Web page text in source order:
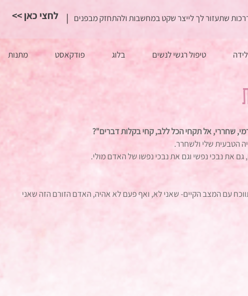
שתעזור לך לייצר שקט במחשבות ולהתחזק מבפנים << לחצי כאן
טיפול רגשי לנשים בלוג פודקאסט מתנות
שחררי, אל תקחי הכל ללב, קחי בקלות דברים"?
הטבעית שלי ולשחרר.
את נבכי נפשי וגם את נבכי נפשו של האדם מולי.
עם המצב הקיים- שאני לא, ואף פעם לא אהיה, האדם הזורם הזה שאני